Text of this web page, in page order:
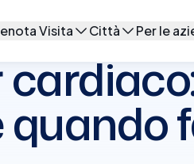
Visita
Medici
Città
Roma
Bologna
Per le
come funziona e quando farlo